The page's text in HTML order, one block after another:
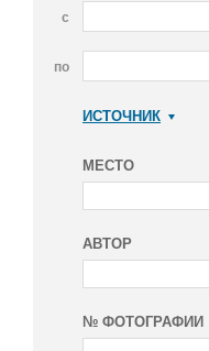
с
по
ИСТОЧНИК
МЕСТО
АВТОР
№ ФОТОГРАФИИ